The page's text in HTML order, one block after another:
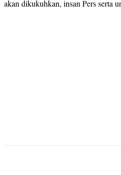
akan dikukuhkan, insan Pers serta